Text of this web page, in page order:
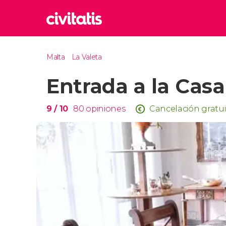
Reino
Malta La Valeta
Entrada a la
9/ 10 80 opiniones Cancelación